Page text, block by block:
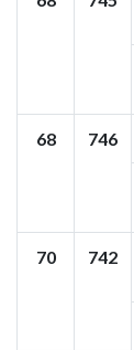
68 746
70 742